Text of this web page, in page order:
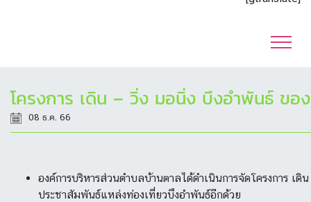
โครงการ เดิน – วิ่ง มอนิ่ง บึงอำพันธ์ ขอ
08 ธ.ค. 66
องค์การบริหารส่วนตำบลบ้านตาลได้ดำเนินการจัดโครงการ
ประชาสัมพันธ์แหล่งท่องเที่ยวบึงอำพันธ์อีกด้วย